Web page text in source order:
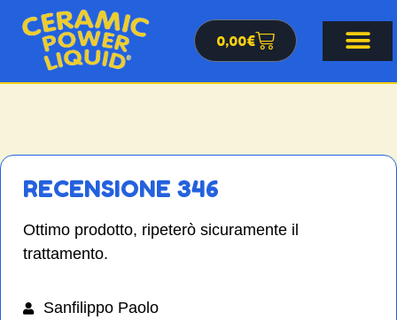
0,00€
RECENSIONE 346
Ottimo prodotto, ripeterò sicuramente il
trattamento.
Sanfilippo Paolo